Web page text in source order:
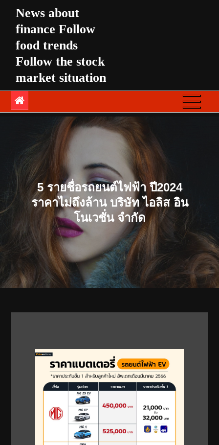
content
News about
finance Follow
food trends
Follow the stock
market situation
5 รายชื่อรถยนต์ไฟฟ้า ปี2024
ราคาไม่ถึงล้าน บริษัท ไอลิส อิน
โนเวชั่น จำกัด